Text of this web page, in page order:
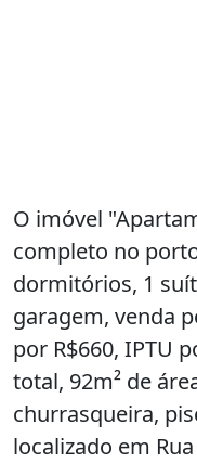
O imóvel
completo no
dormitórios, 1
garagem, venda
por R$660, IPTU
total, 92m² de
churrasqueira,
localizado em